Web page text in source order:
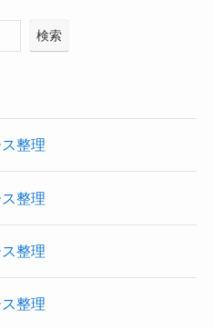
検索
整理
整理
整理
整理